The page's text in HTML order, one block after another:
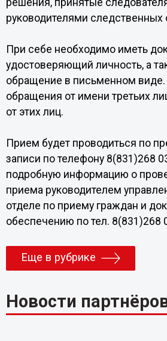
решения, принятые
руководителями следственных
При себе необходимо иметь
удостоверяющий личность, а
обращение в письменном виде.
обращения от имени третьих
от этих лиц.
Прием будет проводиться по
записи по телефону 8(831)268
подробную информацию о
приема руководителем
отделе по приему граждан и
обеспечению по тел. 8(831)268
Еще в рубрике
Новости